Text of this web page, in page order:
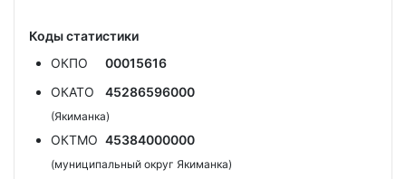
Коды статистики
ОКПО
00015616
ОКАТО
45286596000
(Якиманка)
ОКТМО 45384000000
(муниципальный округ Якиманка)